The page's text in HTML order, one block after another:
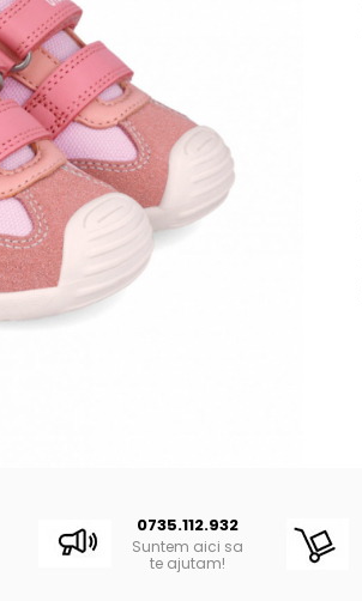
0735.112.932
Suntem aici sa
te ajutam!